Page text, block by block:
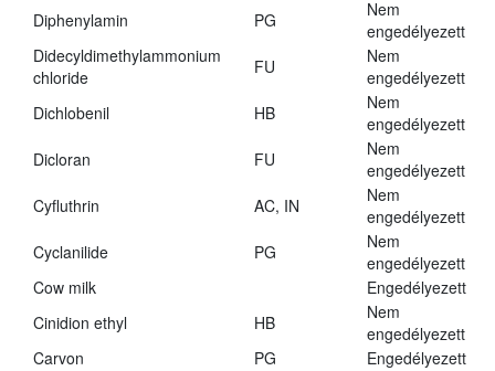
Diphenylamin
PG
Nem
engedélyezett
Didecyldimethylammonium
chloride
FU
Nem
engedélyezett
Dichlobenil
HB
Nem
engedélyezett
Dicloran
FU
Nem
engedélyezett
Cyfluthrin
AC, IN
Nem
engedélyezett
Cyclanilide
PG
Nem
engedélyezett
Cow milk
Engedélyezett
Cinidion ethyl
HB
Nem
engedélyezett
Carvon
PG Engedélyezett